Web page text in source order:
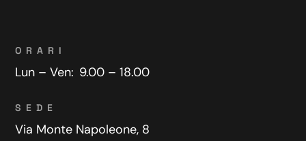
ORARI
Lun – Ven: 9.00 – 18.00
SEDE
Via Monte Napoleone, 8